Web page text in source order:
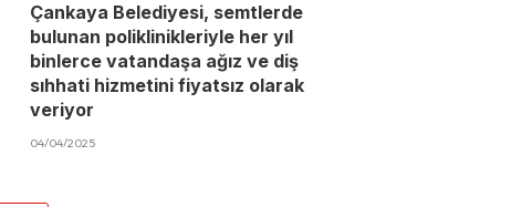
Çankaya Belediyesi, semtlerde
bulunan poliklinikleriyle her yıl
binlerce vatandaşa ağız ve diş
sıhhati hizmetini fiyatsız olarak
veriyor
04/04/2025